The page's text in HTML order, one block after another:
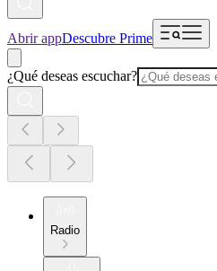
Abrir appDescubre Prime
¿Qué deseas escuchar?
Radio